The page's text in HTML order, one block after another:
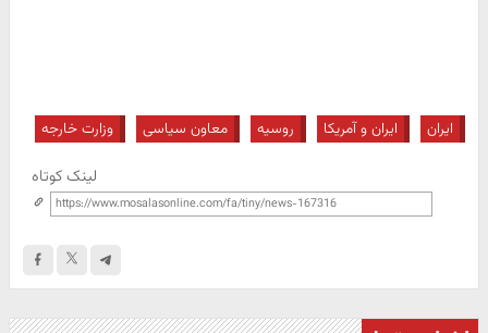
ایران ایران و آمریکا روسیه معاون سیاسی وزارت خارجه
لینک کوتاه